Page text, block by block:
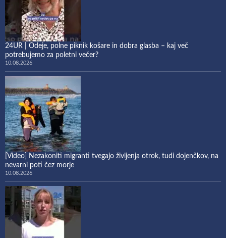
24UR | Odeje, polne piknik košare in dobra glasba – kaj več
potrebujemo za poletni večer?
10.08.2026
[Video] Nezakoniti migranti tvegajo življenja otrok, tudi dojenčkov, na
nevarni poti čez morje
10.08.2026